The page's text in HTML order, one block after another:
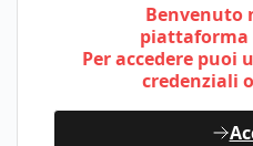
Benvenuto
piattaforma
Per accedere puoi
credenziali